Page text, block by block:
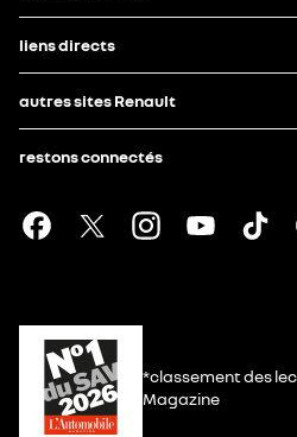
liens directs
autres sites Renault
restons connectés
*classement des
Magazine